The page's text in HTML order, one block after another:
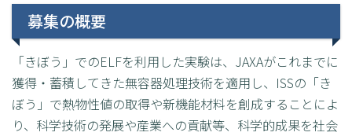
募集の概要
「きぼう」でのELFを利用した実験は、JAXAがこれまでに
獲得・蓄積してきた無容器処理技術を適用し、ISSの「き
ぼう」で熱物性値の取得や新機能材料を創成することによ
り、科学技術の発展や産業への貢献等、科学的成果を社会